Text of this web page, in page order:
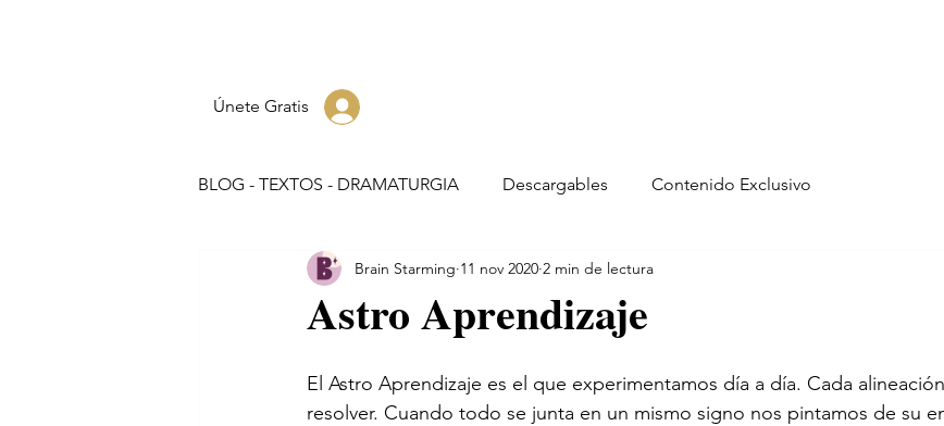
Únete Gratis
BLOG - TEXTOS - DRAMATURGIA Descargables Contenido Exclusivo
Astro Aprendizaje
Brain Starming 11 nov 2020 2 min de lectura
El Astro Aprendizaje es el que experimentamos día a día. Cada
resolver. Cuando todo se junta en un mismo signo nos pintamos de su